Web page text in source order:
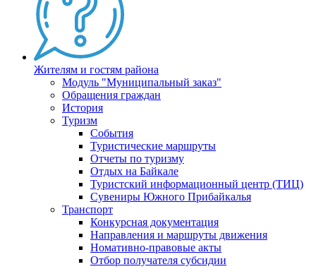
Жителям и гостям района
Модуль "Муниципальный заказ"
Обращения граждан
История
Туризм
События
Туристические маршруты
Отчеты по туризму
Отдых на Байкале
Туристский информационный центр (ТИЦ)
Сувениры Южного Прибайкалья
Транспорт
Конкурсная документация
Направления и маршруты движения
Номативно-правовые акты
Отбор получателя субсидии